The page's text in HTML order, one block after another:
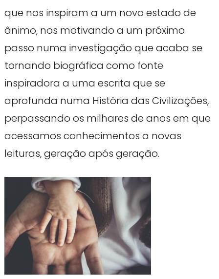
que nos inspiram a um novo estado de
ânimo, nos motivando a um próximo
passo numa investigação que acaba se
tornando biográfica como fonte
inspiradora a uma escrita que se
aprofunda numa História das Civilizações,
perpassando os milhares de anos em que
acessamos conhecimentos a novas
leituras, geração após geração.